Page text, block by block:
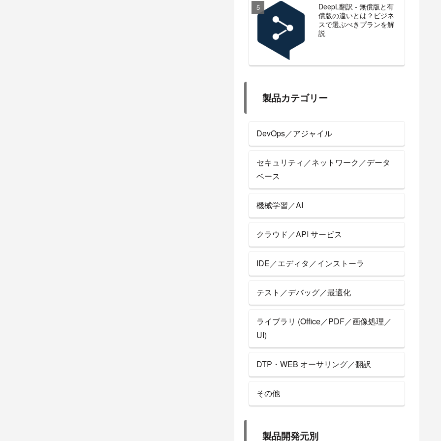
DeepL翻訳 - 無償版と有
償版の違いとは？ビジネ
スで選ぶべきプランを解
説
製品カテゴリー
DevOps／アジャイル
セキュリティ／ネットワーク／データ
ベース
機械学習／AI
クラウド／API サービス
IDE／エディタ／インストーラ
テスト／デバッグ／最適化
ライブラリ (Office／PDF／画像処理／
UI)
DTP・WEB オーサリング／翻訳
その他
製品開発元別